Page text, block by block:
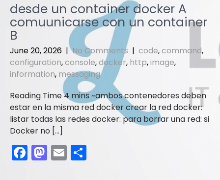
desde un container docker A
comuunicarse con un container
B
June 20, 2026 |No Comments | code,command,
configuration,console,docker, http,image,
information, messaging
ambos contenedores deben
estar en la misma red docker crear la red docker:
listar todas las redes docker: para borrar una red: si
Docker no […]
F
a
M
a
E
m